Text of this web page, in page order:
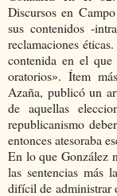
Discursos en
sus contenidos -
reclamaciones
contenida en el que
oratorios». Ítem
Azaña, publicó un
de aquellas
republicanismo
entonces atesoraba
En lo que González
las sentencias más
difícil de administrar